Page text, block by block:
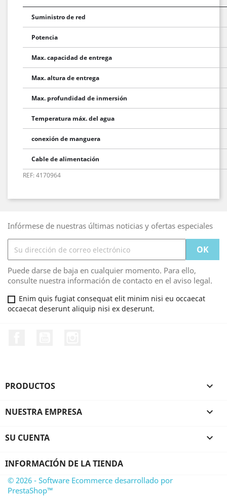
Suministro de red
Potencia
Max. capacidad de entrega
Max. altura de entrega
Max. profundidad de inmersión
Temperatura máx. del agua
conexión de manguera
Cable de alimentación
REF: 4170964
Infórmese de nuestras últimas noticias y ofertas especiales
Puede darse de baja en cualquier momento. Para ello,
consulte nuestra información de contacto en el aviso legal.
Enim quis fugiat consequat elit minim nisi eu occaecat
occaecat deserunt aliquip nisi ex deserunt.
PRODUCTOS 
NUESTRA EMPRESA 
SU CUENTA 
INFORMACIÓN DE LA TIENDA
© 2026 - Software Ecommerce desarrollado por
PrestaShop™